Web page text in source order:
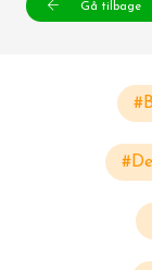
Gå tilbage